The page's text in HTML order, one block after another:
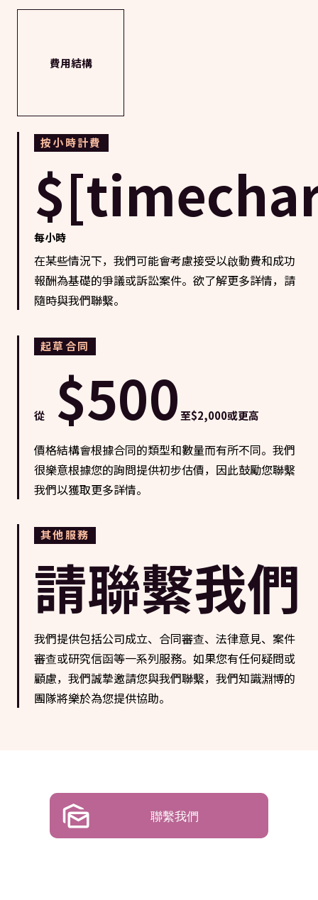
費用結構
按小時計費
每小時
在某些情況下，我們可能會考慮接受以啟動費和成功
報酬為基礎的爭議或訴訟案件。欲了解更多詳情，請
隨時與我們聯繫。
起草合同
從 $500 至$2,000或更高
價格結構會根據合同的類型和數量而有所不同。我們
很樂意根據您的詢問提供初步估價，因此鼓勵您聯繫
我們以獲取更多詳情。
其他服務
請聯繫我們
我們提供包括公司成立、合同審查、法律意見、案件
審查或研究信函等一系列服務。如果您有任何疑問或
顧慮，我們誠摯邀請您與我們聯繫，我們知識淵博的
團隊將樂於為您提供協助。
聯繫我們